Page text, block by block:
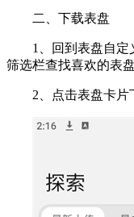
二、下载表盘
1、回到表盘自定
筛选栏查找喜欢的表盘
2、点击表盘卡片下